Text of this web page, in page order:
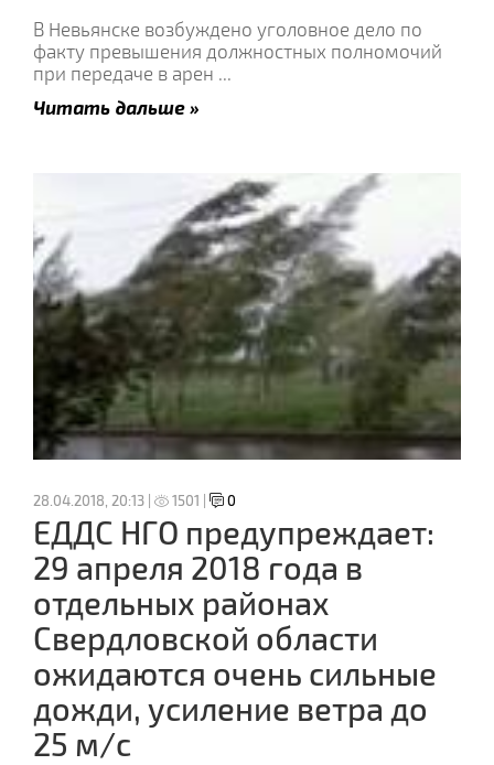
В Невьянске возбуждено уголовное дело по
факту превышения должностных полномочий
при передаче в арен ...
Читать дальше »
28.04.2018, 20:13 | 1501 | 0
ЕДДС НГО предупреждает:
29 апреля 2018 года в
отдельных районах
Свердловской области
ожидаются очень сильные
дожди, усиление ветра до
25 м/с